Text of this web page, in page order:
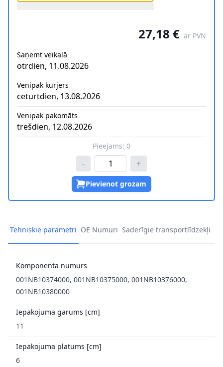
27,18 € ar PVN
Saņemt veikalā
otrdien, 11.08.2026
Venipak kurjers
ceturtdien, 13.08.2026
Venipak pakomāts
trešdien, 12.08.2026
Pieejams: 0
- +
Pievienot grozam
Tehniskie parametri OE Numuri Saderīgie transportlīdzekļi
Komponenta numurs
001NB10374000, 001NB10375000, 001NB10376000,
001NB10380000
Iepakojuma garums [cm]
11
Iepakojuma platums [cm]
6